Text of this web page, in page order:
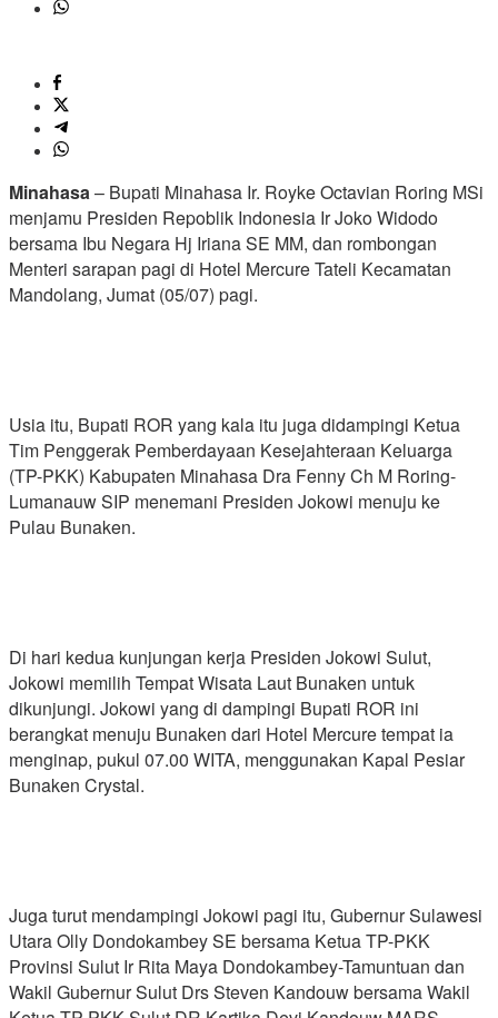
Minahasa– Bupati Minahasa Ir. Royke Octavian Roring MSi
menjamu Presiden Repoblik Indonesia Ir Joko Widodo
bersama Ibu Negara Hj Iriana SE MM, dan rombongan
Menteri sarapan pagi di Hotel Mercure Tateli Kecamatan
Mandolang, Jumat (05/07) pagi.
Usia itu, Bupati ROR yang kala itu juga didampingi Ketua
Tim Penggerak Pemberdayaan Kesejahteraan Keluarga
(TP-PKK) Kabupaten Minahasa Dra Fenny Ch M Roring-
Lumanauw SIP menemani Presiden Jokowi menuju ke
Pulau Bunaken.
Di hari kedua kunjungan kerja Presiden Jokowi Sulut,
Jokowi memilih Tempat Wisata Laut Bunaken untuk
dikunjungi. Jokowi yang di dampingi Bupati ROR ini
berangkat menuju Bunaken dari Hotel Mercure tempat ia
menginap, pukul 07.00 WITA, menggunakan Kapal Pesiar
Bunaken Crystal.
Juga turut mendampingi Jokowi pagi itu, Gubernur Sulawesi
Utara Olly Dondokambey SE bersama Ketua TP-PKK
Provinsi Sulut Ir Rita Maya Dondokambey-Tamuntuan dan
Wakil Gubernur Sulut Drs Steven Kandouw bersama Wakil